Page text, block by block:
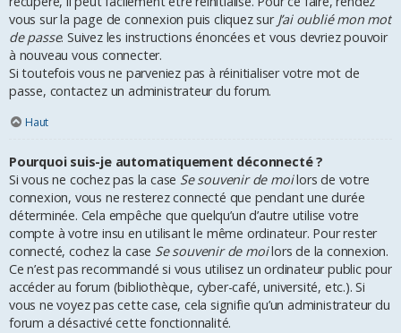
vous sur la page de connexion puis cliquez sur J’ai oublié mon mot
de passe. Suivez les instructions énoncées et vous devriez pouvoir
à nouveau vous connecter.
Si toutefois vous ne parveniez pas à réinitialiser votre mot de
passe, contactez un administrateur du forum.
Haut
Pourquoi suis-je automatiquement déconnecté ?
Si vous ne cochez pas la case Se souvenir de moilors de votre
connexion, vous ne resterez connecté que pendant une durée
déterminée. Cela empêche que quelqu’un d’autre utilise votre
compte à votre insu en utilisant le même ordinateur. Pour rester
connecté, cochez la case Se souvenir de moilors de la connexion.
Ce n’est pas recommandé si vous utilisez un ordinateur public pour
accéder au forum (bibliothèque, cyber-café, université, etc.). Si
vous ne voyez pas cette case, cela signifie qu’un administrateur du
forum a désactivé cette fonctionnalité.